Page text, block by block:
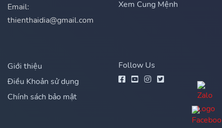
Email:
thienthaidia@gmail.com
Xem Cung Mệnh
Giới thiệu
Điều Khoản sử dụng
Chính sách bảo mật
Follow Us